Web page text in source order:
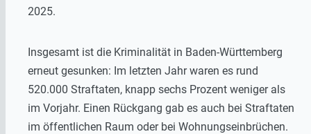
2025.
Insgesamt ist die Kriminalität in Baden-Württemberg
erneut gesunken: Im letzten Jahr waren es rund
520.000 Straftaten, knapp sechs Prozent weniger als
im Vorjahr. Einen Rückgang gab es auch bei Straftaten
im öffentlichen Raum oder bei Wohnungseinbrüchen.